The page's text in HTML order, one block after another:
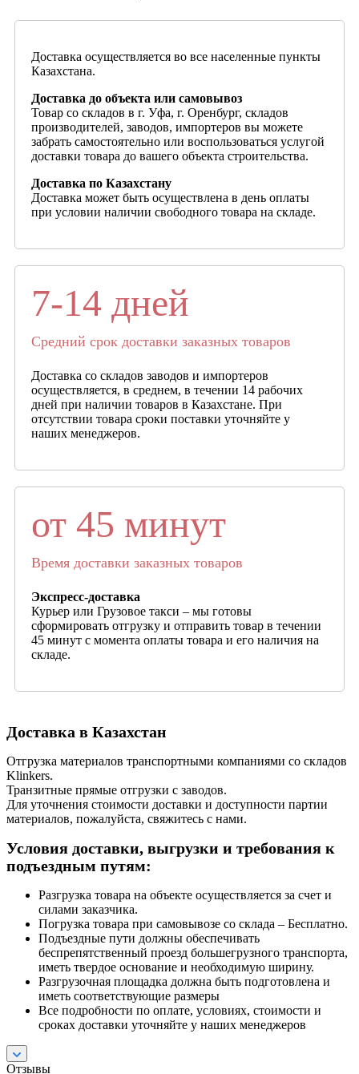
Доставка осуществляется во все населенные пункты
Казахстана.
Доставка до объекта или самовывоз
Товар со складов в г. Уфа, г. Оренбург, складов
производителей, заводов, импортеров вы можете
забрать самостоятельно или воспользоваться услугой
доставки товара до вашего объекта строительства.
Доставка по Казахстану
Доставка может быть осуществлена в день оплаты
при условии наличии свободного товара на складе.
7-14 дней
Средний срок доставки заказных товаров
Доставка со складов заводов и импортеров
осуществляется, в среднем, в течении 14 рабочих
дней при наличии товаров в Казахстане. При
отсутствии товара сроки поставки уточняйте у
наших менеджеров.
от 45 минут
Время доставки заказных товаров
Экспресс-доставка
Курьер или Грузовое такси – мы готовы
сформировать отгрузку и отправить товар в течении
45 минут с момента оплаты товара и его наличия на
складе.
Доставка в Казахстан
Отгрузка материалов транспортными компаниями со складов
Klinkers.
Транзитные прямые отгрузки с заводов.
Для уточнения стоимости доставки и доступности партии
материалов, пожалуйста, свяжитесь с нами.
Условия доставки, выгрузки и требования к
подъездным путям:
Разгрузка товара на объекте осуществляется за счет и
силами заказчика.
Погрузка товара при самовывозе со склада – Бесплатно.
Подъездные пути должны обеспечивать
беспрепятственный проезд большегрузного транспорта,
иметь твердое основание и необходимую ширину.
Разгрузочная площадка должна быть подготовлена и
иметь соответствующие размеры
Все подробности по оплате, условиях, стоимости и
сроках доставки уточняйте у наших менеджеров
Отзывы